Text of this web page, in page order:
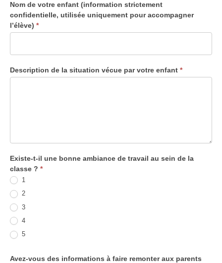
Nom de votre enfant (information strictement
confidentielle, utilisée uniquement pour accompagner
l’élève) *
Description de la situation vécue par votre enfant *
Existe-t-il une bonne ambiance de travail au sein de la
classe ? *
1
2
3
4
5
Avez-vous des informations à faire remonter aux parents